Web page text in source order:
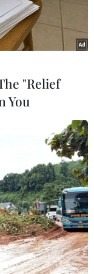
đón khách
Koryo Tours
ngoài từ giữa
tuy nhiên,
các đối tác
lệ trên nữa và
du lịchquanh
cho những du
họ cóthể đón
địa điểm du
"Relief
You